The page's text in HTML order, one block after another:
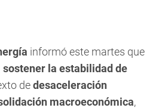
informó este martes que
sostener la estabilidad de
dedesaceleración
macroeconómica,